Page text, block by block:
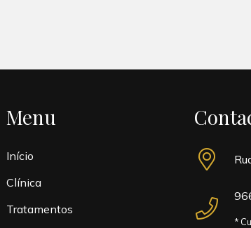
Menu
Início
Clínica
Tratamentos
*